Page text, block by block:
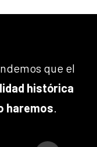
que el
histórica
haremos.